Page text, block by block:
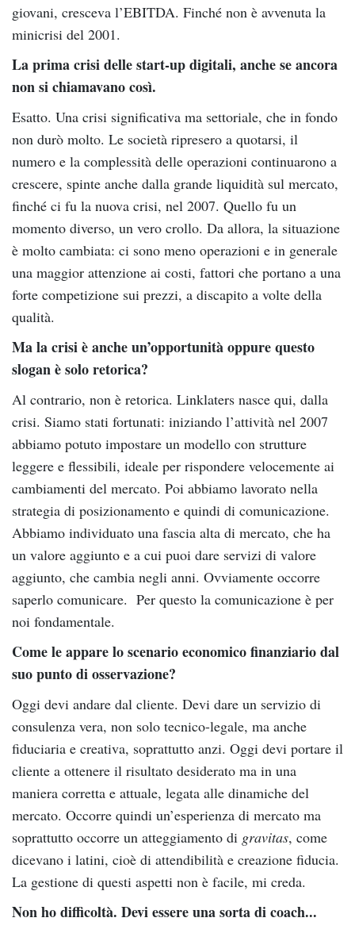
giovani, cresceva l’EBITDA. Finché non è avvenuta la
minicrisi del 2001.
La prima crisi delle start-up digitali, anche se ancora
non si chiamavano così.
Esatto. Una crisi significativa ma settoriale, che in fondo
non durò molto. Le società ripresero a quotarsi, il
numero e la complessità delle operazioni continuarono a
crescere, spinte anche dalla grande liquidità sul mercato,
finché ci fu la nuova crisi, nel 2007. Quello fu un
momento diverso, un vero crollo. Da allora, la situazione
è molto cambiata: ci sono meno operazioni e in generale
una maggior attenzione ai costi, fattori che portano a una
forte competizione sui prezzi, a discapito a volte della
qualità.
Ma la crisi è anche un’opportunità oppure questo
slogan è solo retorica?
Al contrario, non è retorica. Linklaters nasce qui, dalla
crisi. Siamo stati fortunati: iniziando l’attività nel 2007
abbiamo potuto impostare un modello con strutture
leggere e flessibili, ideale per rispondere velocemente ai
cambiamenti del mercato. Poi abbiamo lavorato nella
strategia di posizionamento e quindi di comunicazione.
Abbiamo individuato una fascia alta di mercato, che ha
un valore aggiunto e a cui puoi dare servizi di valore
aggiunto, che cambia negli anni. Ovviamente occorre
saperlo comunicare. Per questo la comunicazione è per
noi fondamentale.
Come le appare lo scenario economico finanziario dal
suo punto di osservazione?
Oggi devi andare dal cliente. Devi dare un servizio di
consulenza vera, non solo tecnico-legale, ma anche
fiduciaria e creativa, soprattutto anzi. Oggi devi portare il
cliente a ottenere il risultato desiderato ma in una
maniera corretta e attuale, legata alle dinamiche del
mercato. Occorre quindi un’esperienza di mercato ma
soprattutto occorre un atteggiamento di gravitas, come
dicevano i latini, cioè di attendibilità e creazione fiducia.
La gestione di questi aspetti non è facile, mi creda.
Non ho difficoltà. Devi essere una sorta di coach...